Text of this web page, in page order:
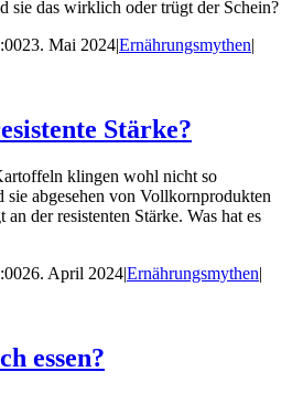
sie das wirklich oder trügt der Schein?
23. Mai 2024|Ernährungsmythen|
Stärke?
klingen wohl nicht so
sie abgesehen von Vollkornprodukten
der resistenten Stärke. Was hat es
26. April 2024|Ernährungsmythen|
essen?